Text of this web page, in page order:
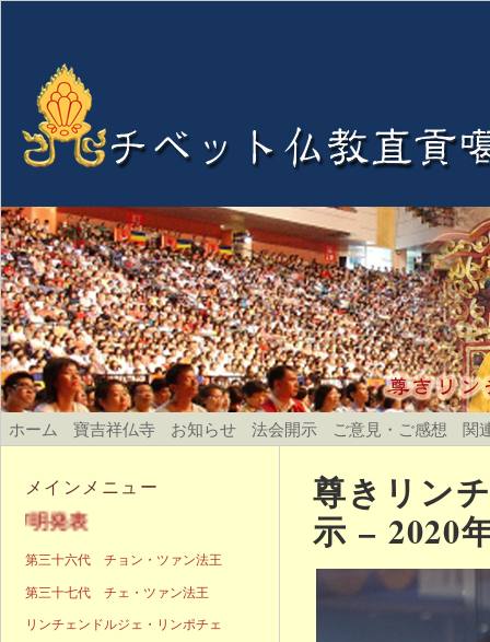
ホーム 寶吉祥仏寺 お知らせ 法会開示 ご意見・ご感想 関
尊きリン
示 – 2020
メインメニュー
声明発表
第三十六代 チョン・ツァン法王
第三十七代 チェ・ツァン法王
リンチェンドルジェ・リンポチェ